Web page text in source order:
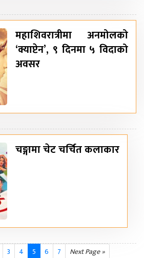
महाशिवरात्रीमा अनमोलको
‘क्याप्टेन’, ९ दिनमा ५ विदाको
अवसर
चङ्गामा चेट चर्चित कलाकार
3 4 5 6 7 Next Page »